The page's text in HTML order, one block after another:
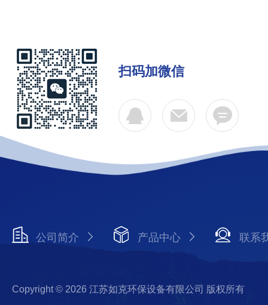
扫码加微信
公司简介 产品中心 联系
Copyright © 2026 江苏如克环保设备有限公司 版权所有